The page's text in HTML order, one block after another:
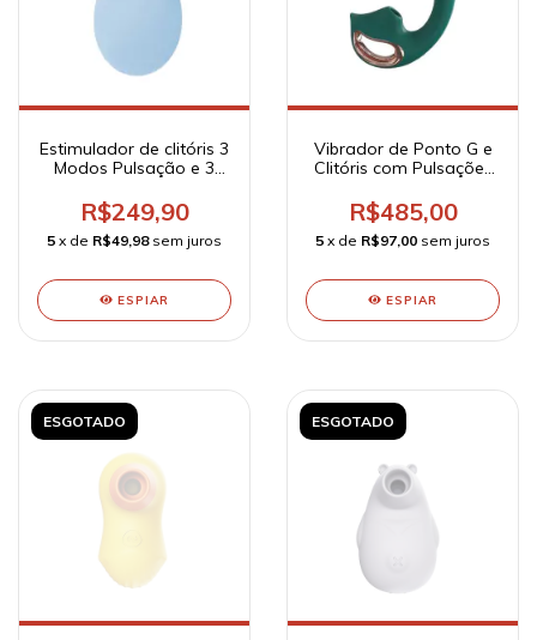
Estimulador de clitóris 3
Modos Pulsação e 3
Recarregável - NV Toys
R$249,90
5 x de R$49,98 sem juros
ESPIAR
Vibrador de Ponto G e
Clitóris com Pulsações
Pulsação Recarregável
- Selene - S-Hande
R$485,00
5 x de R$97,00 sem juros
ESPIAR
ESGOTADO ESGOTADO